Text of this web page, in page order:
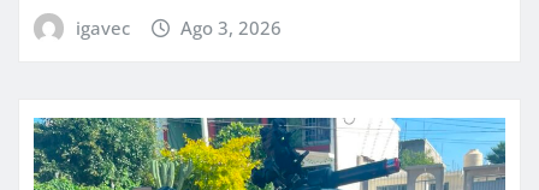
igavec Ago 3, 2026